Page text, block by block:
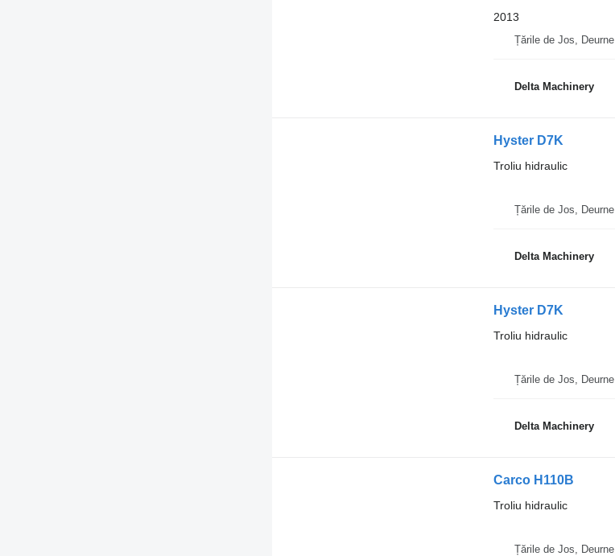
2013
Țările de Jos, Deurne
Delta Machinery
Hyster D7K
Troliu hidraulic
Țările de Jos, Deurne
Delta Machinery
Hyster D7K
Troliu hidraulic
Țările de Jos, Deurne
Delta Machinery
Carco H110B
Troliu hidraulic
Țările de Jos, Deurne